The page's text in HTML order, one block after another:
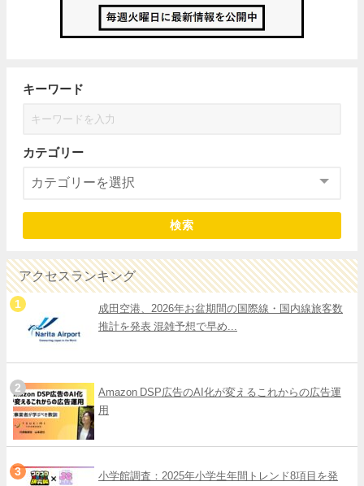
キーワード
カテゴリー
検索
アクセスランキング
成田空港、2026年お盆期間の国際線・国内線旅客数
推計を発表 混雑予想で早め...
Amazon DSP広告のAI化が変えるこれからの広告運
用
小学館調査：2025年小学生年間トレンド8項目を発